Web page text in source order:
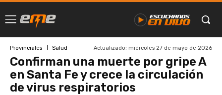
Provinciales Salud Actualizado: miércoles 27 de mayo de 2026
Confirman una muerte por gripe A
en Santa Fe y crece la circulación
de virus respiratorios